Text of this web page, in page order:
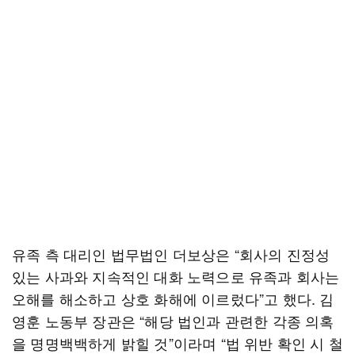
유족 측 대리인 법무법인 더보상은 “회사의 진정성
있는 사과와 지속적인 대화 노력으로 유족과 회사는
오해를 해소하고 상호 화해에 이르렀다”고 했다. 김
영훈 노동부 장관은 “해당 법인과 관련한 각종 의혹
을 명명백백하게 밝힐 것”이라며 “법 위반 확인 시 철